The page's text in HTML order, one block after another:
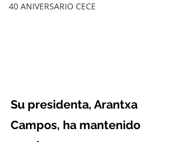
40 ANIVERSARIO CECE
Su presidenta, Arantxa
Campos, ha mantenido